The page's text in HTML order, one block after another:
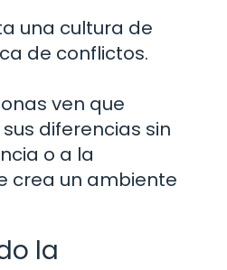
una cultura de
de conflictos.
ven que
diferencias sin
o a la
crea un ambiente
la